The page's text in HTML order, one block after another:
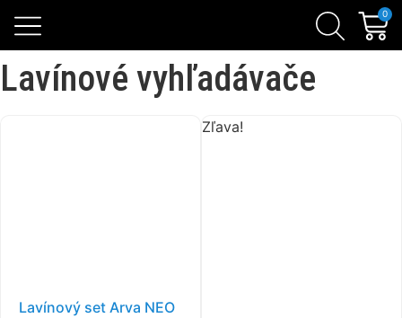
0
Lavínové vyhľadávače
Lavínový set Arva NEO
Zľava!